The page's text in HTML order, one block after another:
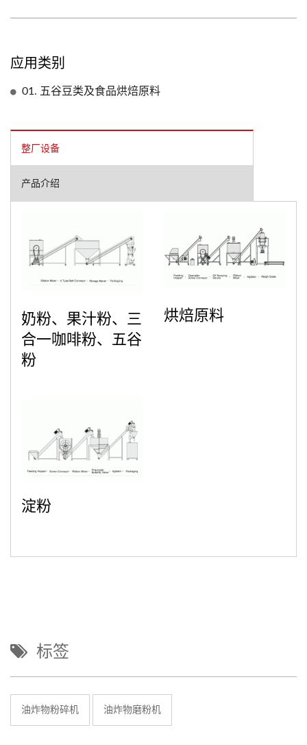
应用类别
01. 五谷豆类及食品烘焙原料
整厂设备
产品介绍
奶粉、果汁粉、三
合一咖啡粉、五谷
粉
烘焙原料
淀粉
标签
油炸物粉碎机 油炸物磨粉机